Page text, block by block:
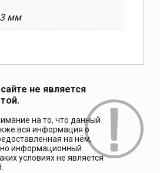
мм
не является
на то, что данный
вся информация о
на нём,
информационный
условиях не является